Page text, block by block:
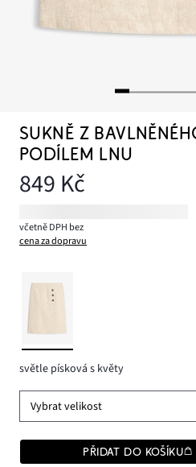
SUKNĚ Z
PODÍLEM LNU
849 Kč
včetně DPH bez
cena za dopravu
světle písková s květy
Vybrat velikost
PŘIDAT DO KOŠÍKU